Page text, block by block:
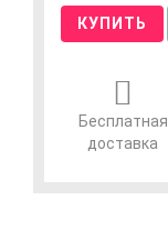
КУПИТЬ
Бесплатная
доставка